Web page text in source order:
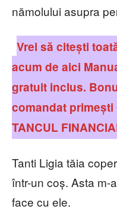
nămolului asupra
Vrei să citești
acum de aici
gratuit inclus.
comandat primești
TANCUL
Tanti Ligia tăia
într-un coș. Asta m-
face cu ele.